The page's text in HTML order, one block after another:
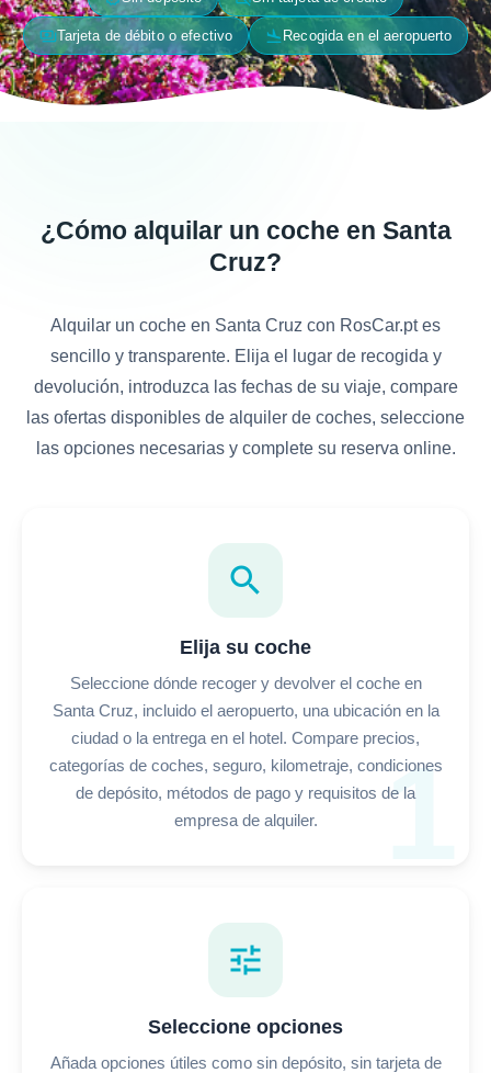
paymentsTarjeta de débito o efectivo flight_land Recogida en el aeropuerto
¿Cómo alquilar un coche en Santa
Cruz?
Alquilar un coche en Santa Cruz con RosCar.pt es
sencillo y transparente. Elija el lugar de recogida y
devolución, introduzca las fechas de su viaje, compare
las ofertas disponibles de alquiler de coches, seleccione
las opciones necesarias y complete su reserva online.
1
search
Elija su coche
Seleccione dónde recoger y devolver el coche en
Santa Cruz, incluido el aeropuerto, una ubicación en la
ciudad o la entrega en el hotel. Compare precios,
categorías de coches, seguro, kilometraje, condiciones
de depósito, métodos de pago y requisitos de la
empresa de alquiler.
tune
Seleccione opciones
Añada opciones útiles como sin depósito, sin tarjeta de